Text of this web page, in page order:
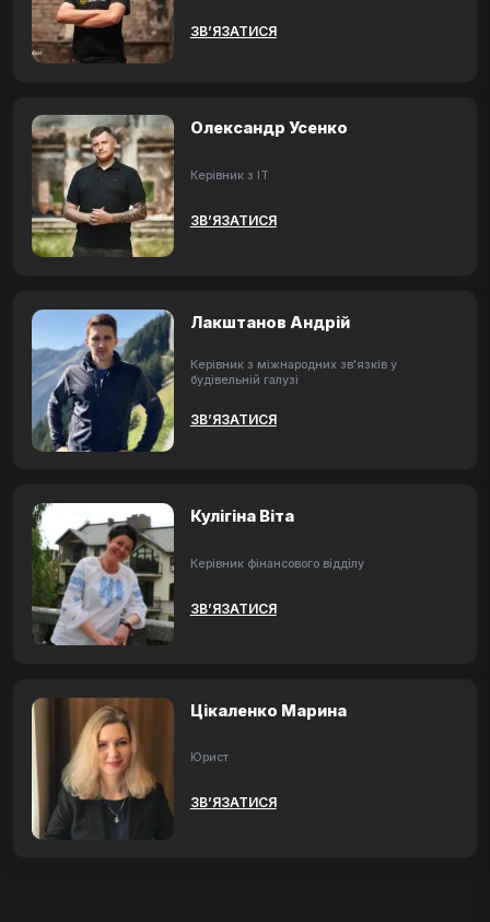
ЗВ’ЯЗАТИСЯ
Олександр Усенко
Керівник з ІТ
ЗВ’ЯЗАТИСЯ
Лакштанов Андрій
Керівник з міжнародних зв'язків у
будівельній галузі
ЗВ’ЯЗАТИСЯ
Кулігіна Віта
Керівник фінансового відділу
ЗВ’ЯЗАТИСЯ
Цікаленко Марина
Юрист
ЗВ’ЯЗАТИСЯ